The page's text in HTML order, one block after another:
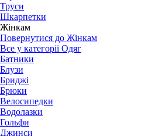
Труси
Шкарпетки
Жінкам
Повернутися до Жінкам
Все у категорії Одяг
Батники
Блузи
Бриджі
Брюки
Велосипедки
Водолазки
Гольфи
Джинси